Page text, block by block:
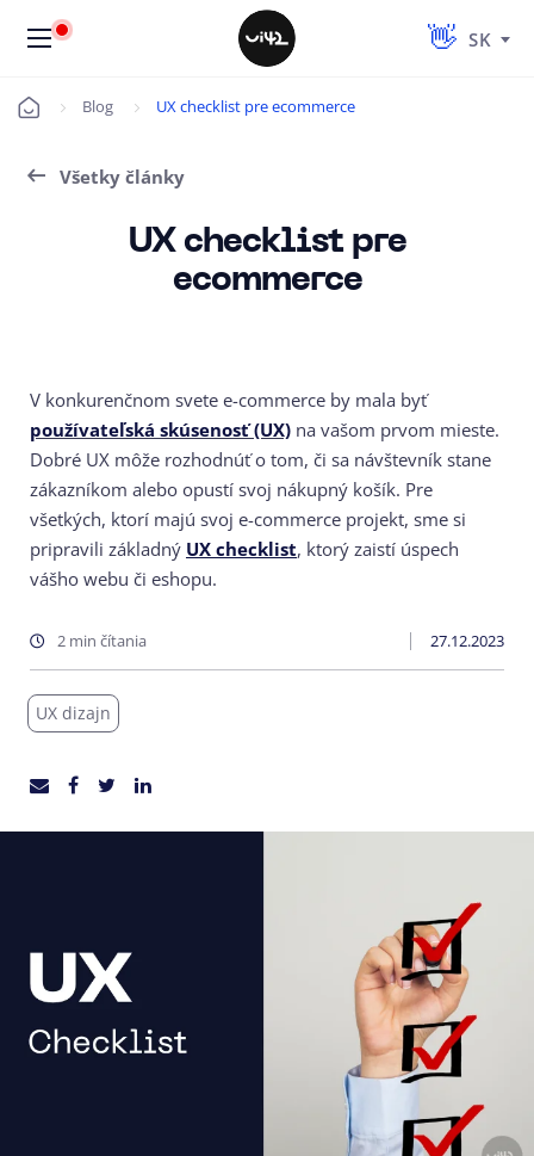
SK
Úvod Blog UX checklist pre ecommerce
Všetky články
UX checklist pre
ecommerce
V konkurenčnom svete e-commerce by mala byť
používateľská skúsenosť (UX) na vašom prvom mieste.
Dobré UX môže rozhodnúť o tom, či sa návštevník stane
zákazníkom alebo opustí svoj nákupný košík. Pre
všetkých, ktorí majú svoj e-commerce projekt, sme si
pripravili základný UX checklist, ktorý zaistí úspech
vášho webu či eshopu.
2 min čítania 27.12.2023
UX dizajn